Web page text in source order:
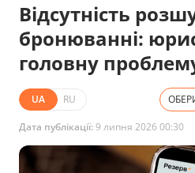
Відсутність
бронюванні:
головну
UA RU
Дата публікації:9 липня 2026 00:30